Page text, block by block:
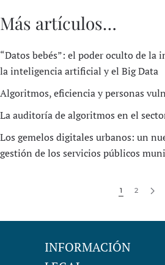
Más artículos…
“Datos bebés”: el poder oculto de la
la inteligencia artificial y el Big Data
Algoritmos, eficiencia y personas
La auditoría de algoritmos en el
Los gemelos digitales urbanos: un
gestión de los servicios públicos
1 2
INFORMACIÓN